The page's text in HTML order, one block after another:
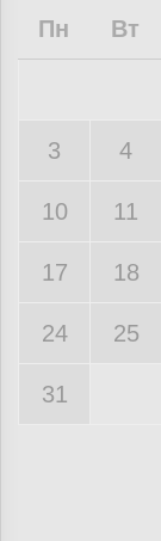
Пн Вт
3 4
10 11
17 18
24 25
31